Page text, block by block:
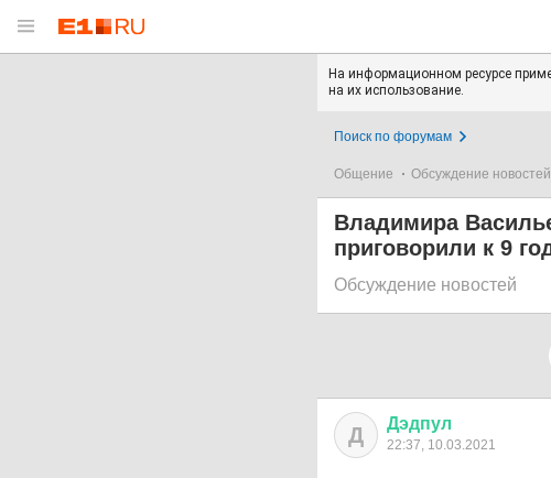
На информационном ресурсе
на их использование.
Поиск по форумам
Общение Обсуждение новостей
Владимира
приговорили к 9
Обсуждение новостей
Д Дэдпул
22:37, 10.03.2021